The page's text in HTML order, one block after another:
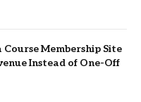
Membership Site
Instead of One-Off